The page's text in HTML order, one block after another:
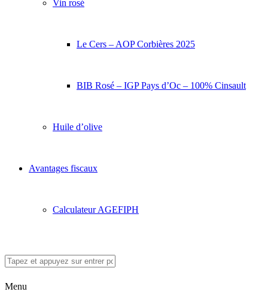
Vin rosé
Le Cers – AOP Corbières 2025
BIB Rosé – IGP Pays d’Oc – 100% Cinsault
Huile d’olive
Avantages fiscaux
Calculateur AGEFIPH
Menu